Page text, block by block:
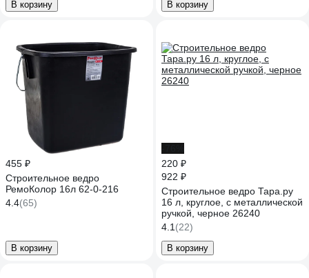
В корзину В корзину
455 ₽
Строительное ведро
РемоКолор 16л 62-0-216
4.4(65)
В корзину
220 ₽
922 ₽
Строительное ведро Тара.ру
16 л, круглое, с металлической
ручкой, черное 26240
4.1 (22)
В корзину